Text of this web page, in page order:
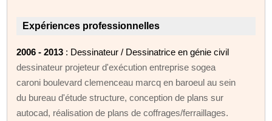
Expériences professionnelles
2006 - 2013 : Dessinateur / Dessinatrice en génie civil
dessinateur projeteur d'exécution entreprise sogea
caroni boulevard clemenceau marcq en baroeul au sein
du bureau d'étude structure, conception de plans sur
autocad, réalisation de plans de coffrages/ferraillages.